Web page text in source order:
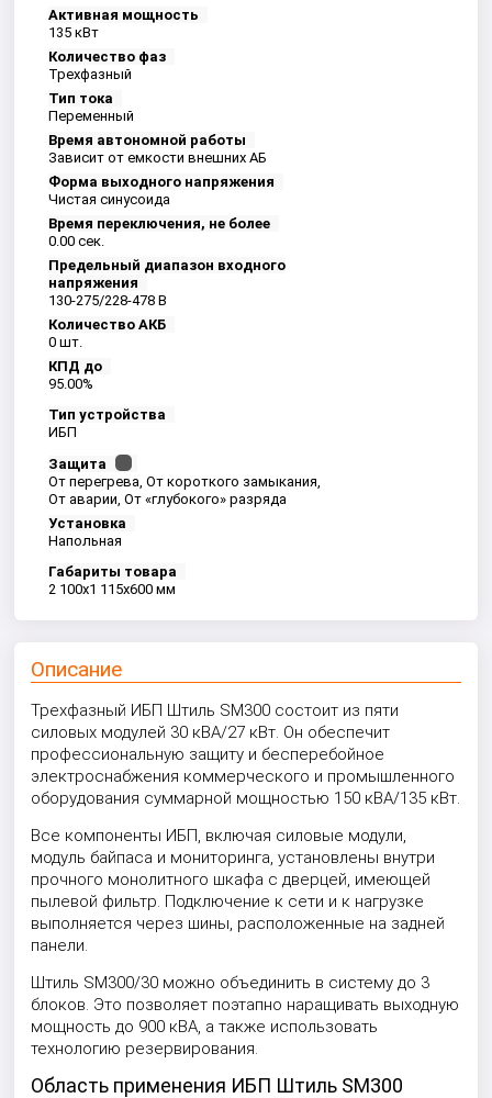
Активная мощность
135 кВт
Количество фаз
Трехфазный
Тип тока
Переменный
Время автономной работы
Зависит от емкости внешних АБ
Форма выходного напряжения
Чистая синусоида
Время переключения, не более
0.00 сек.
Предельный диапазон входного
напряжения
130-275/228-478 B
Количество АКБ
0 шт.
КПД до
95.00%
Тип устройства
ИБП
Защита
От перегрева, От короткого замыкания,
От аварии, От «глубокого» разряда
Установка
Напольная
Габариты товара
2 100x1 115x600 мм
Описание
Трехфазный ИБП Штиль SM300 состоит из пяти
силовых модулей 30 кВА/27 кВт. Он обеспечит
профессиональную защиту и бесперебойное
электроснабжения коммерческого и промышленного
оборудования суммарной мощностью 150 кВА/135 кВт.
Все компоненты ИБП, включая силовые модули,
модуль байпаса и мониторинга, установлены внутри
прочного монолитного шкафа с дверцей, имеющей
пылевой фильтр. Подключение к сети и к нагрузке
выполняется через шины, расположенные на задней
панели.
Штиль SM300/30 можно объединить в систему до 3
блоков. Это позволяет поэтапно наращивать выходную
мощность до 900 кВА, а также использовать
технологию резервирования.
Область применения ИБП Штиль SM300